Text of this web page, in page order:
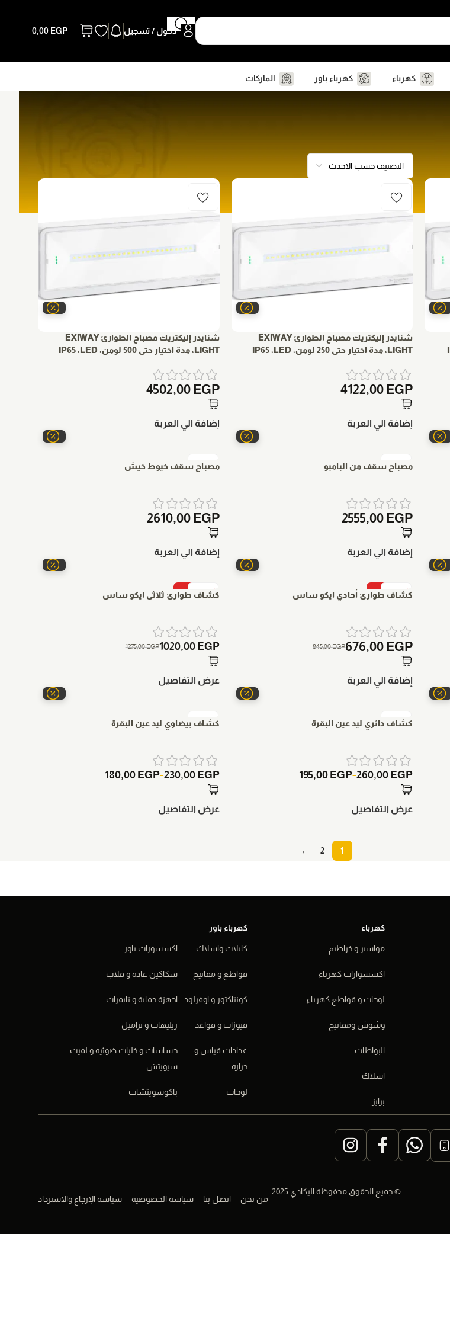
دخول / تسجيل 0,00 EGP
كهرباء كهرباء باور الماركات
شنايدر إليكتريك مصباح الطوارئ EXIWAY
LIGHT، مدة اختيار حتى 250 لومن، IP65 ،LED
4122,00 EGP
إضافة الي العربة
شنايدر إليكتريك مصباح الطوارئ EXIWAY
LIGHT، مدة اختيار حتى 500 لومن، IP65 ،LED
4502,00 EGP
إضافة الي العربة
مصباح سقف من البامبو
2555,00 EGP
إضافة الي العربة
مصباح سقف خيوط خيش
2610,00 EGP
إضافة الي العربة
-20%
كشاف طوارئ أحادي ايكو ساس
845,00EGP676,00 EGP
إضافة الي العربة
-20%
كشاف طوارئ ثلاثى ايكو ساس
1275,00EGP1020,00 EGP
عرض التفاصيل
كشاف دائري ليد عين البقرة
195,00 EGP–260,00 EGP
عرض التفاصيل
كشاف بيضاوي ليد عين البقرة
180,00 EGP–230,00 EGP
عرض التفاصيل
1
2
→
كهرباء
مواسير و خراطيم
اكسسوارات كهرباء
لوحات و قواطع كهرباء
وشوش ومفاتيح
البواطات
اسلاك
برايز
كهرباء باور
كابلات واسلاك
قواطع و مفاتيح
كونتاكتور و اوفرلود
فيوزات و قواعد
عدادات قياس و
حراره
لوحات
اكسسورات باور
سكاكين عادة و قلاب
اجهزة حماية و تايمرات
ريليهات و تراميل
حساسات و خليات ضوئيه و لميت
سيويتش
باكوسويتشات
من نحن اتصل بنا سياسة الخصوصية سياسة الإرجاع والاسترداد
© جميع الحقوق محفوظة اليكادي 2025 .